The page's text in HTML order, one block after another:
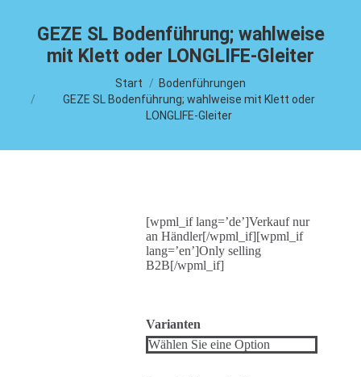
GEZE SL Bodenführung; wahlweise
mit Klett oder LONGLIFE-Gleiter
Start
Bodenführungen
GEZE SL Bodenführung; wahlweise mit Klett oder
LONGLIFE-Gleiter
[wpml_if lang=’de’]Verkauf nur
an Händler[/wpml_if][wpml_if
lang=’en’]Only selling
B2B[/wpml_if]
Varianten